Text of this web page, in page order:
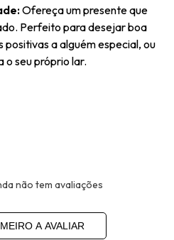
Ofereça um presente que
Perfeito para desejar boa
positivas a alguém especial, ou
o seu próprio lar.
não tem avaliações
A AVALIAR